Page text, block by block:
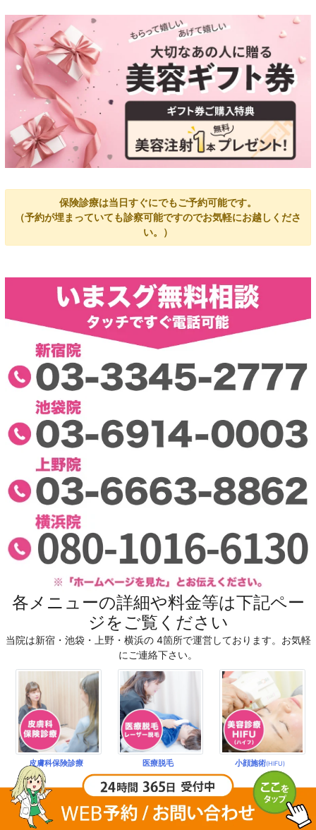
保険診療は当日すぐにでもご予約可能です。
（予約が埋まっていても診察可能ですのでお気軽にお越しくださ
い。）
各メニューの詳細や料金等は下記ペー
ジをご覧ください
当院は新宿・池袋・上野・横浜の 4箇所で運営しております。お気軽
にご連絡下さい。
皮膚科保険診療 医療脱毛 小顔施術(HIFU)
診療時間外における緊急の電話相談について |施設基準・算定加算項目一覧はこち